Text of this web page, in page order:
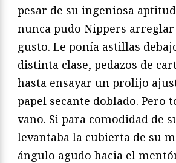
pesar de su ingeniosa
nunca pudo Nippers arreglar
gusto. Le ponía astillas
distinta clase, pedazos de
hasta ensayar un prolijo
papel secante doblado. Pero
vano. Si para comodidad de
levantaba la cubierta de su
ángulo agudo hacia el